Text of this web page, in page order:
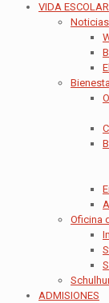
VIDA ESCOLAR
Noticias
Oficina
ADMISIONES